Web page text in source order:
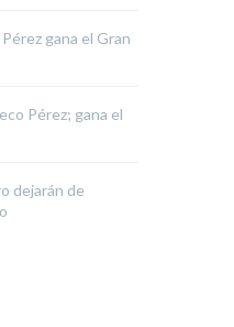
gana el Gran
Pérez; gana el
dejarán de